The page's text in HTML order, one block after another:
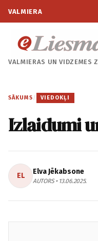
VALMIERA
VALMIERAS UNVIDZEMES
SĀKUMS / VIEDOKĻI
Izlaidumi
EL Elva Jēkabsone
AUTORS • 13.06.2025.